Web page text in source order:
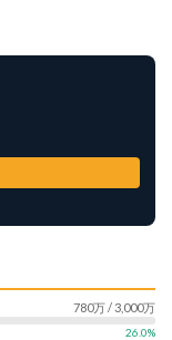
780万 / 3,000万
26.0%